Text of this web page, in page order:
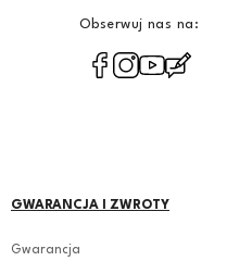
polityce
Obserwuj nas na:
GWARANCJA I ZWROTY
Gwarancja